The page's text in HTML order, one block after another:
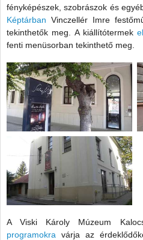
fényképészek, szobrászok és
Képtárban Vinczellér Imre
tekinthetők meg. A kiállítótermek
fenti menüsorban tekinthető meg.
A Viski Károly Múzeum
programokra várja az